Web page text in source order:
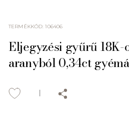
TERMÉKKÓD:106406
Eljegyzési gyűrű 18K-
aranyból 0,34ct